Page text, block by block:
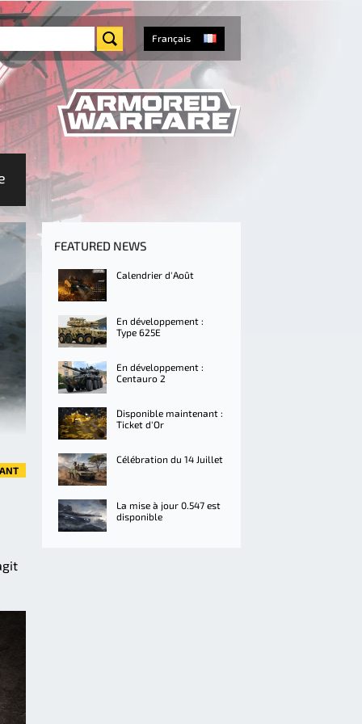
Français
FEATURED NEWS
Calendrier d'Août
En développement :
Type 625E
En développement :
Centauro 2
Disponible maintenant :
Ticket d'Or
Célébration du 14 Juillet
La mise à jour 0.547 est
disponible